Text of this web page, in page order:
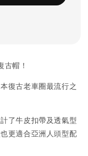
古帽！
復古老車圈最流行之
了牛皮扣帶及透氣型
更適合亞洲人頭型配